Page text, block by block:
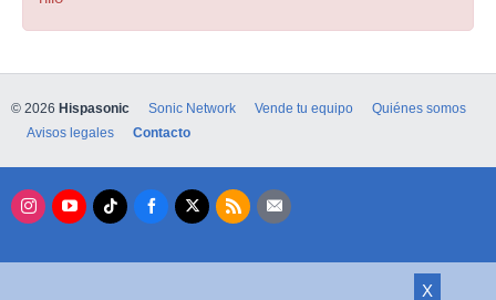
X
© 2026 Hispasonic Sonic Network Vende tu equipo
Quiénes somos
Avisos legales
Contacto